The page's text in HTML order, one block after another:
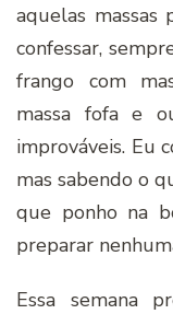
aquelas massas
confessar,
frango com
massa fofa e
improváveis. Eu
mas sabendo o
que ponho na
preparar
Essa semana